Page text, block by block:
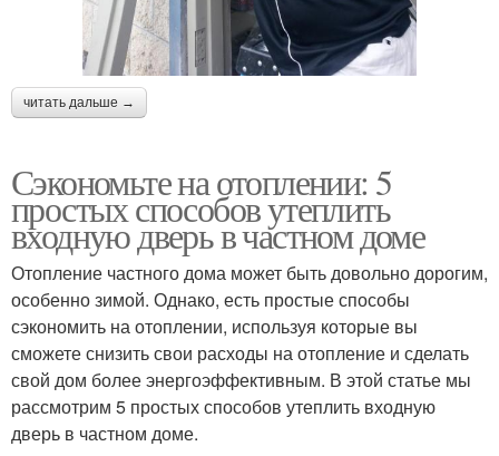
читать дальше →
Сэкономьте на отоплении: 5
простых способов утеплить
входную дверь в частном доме
Отопление частного дома может быть довольно дорогим,
особенно зимой. Однако, есть простые способы
сэкономить на отоплении, используя которые вы
сможете снизить свои расходы на отопление и сделать
свой дом более энергоэффективным. В этой статье мы
рассмотрим 5 простых способов утеплить входную
дверь в частном доме.